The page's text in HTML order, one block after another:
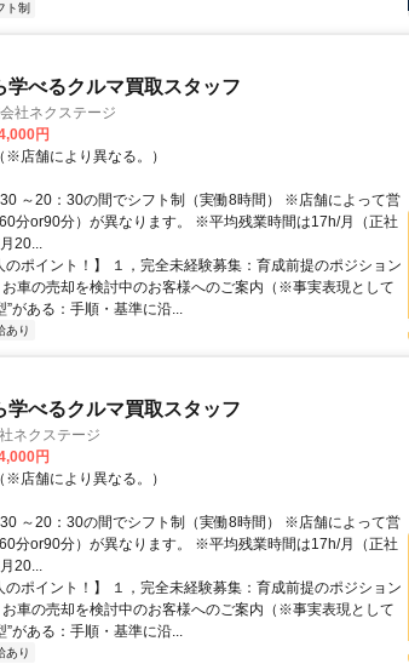
ト制
学べるクルマ買取スタッフ
社ネクステージ
円
勤可（※店舗により異なる。）
～20：30の間でシフト制（実働8時間） ※店舗によって営
分or90分）が異なります。 ※平均残業時間は17h/月（正社
20...
のポイント！】 １，完全未経験募集：育成前提のポジション
車の売却を検討中のお客様へのご案内（※事実表現として
”がある：手順・基準に沿...
あり
学べるクルマ買取スタッフ
ネクステージ
円
勤可（※店舗により異なる。）
～20：30の間でシフト制（実働8時間） ※店舗によって営
分or90分）が異なります。 ※平均残業時間は17h/月（正社
20...
のポイント！】 １，完全未経験募集：育成前提のポジション
車の売却を検討中のお客様へのご案内（※事実表現として
”がある：手順・基準に沿...
あり